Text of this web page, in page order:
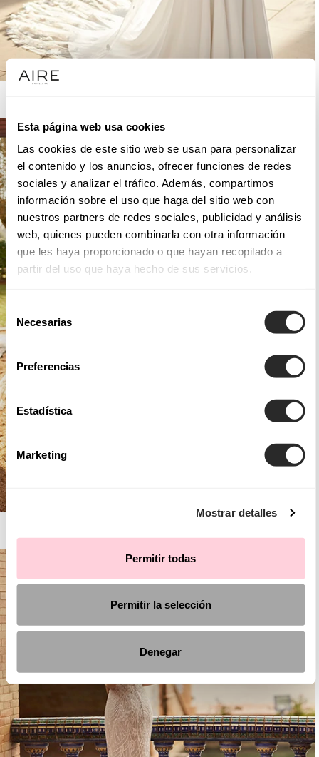
Esta página web usa cookies
Las cookies de este sitio web se usan para personalizar
el contenido y los anuncios, ofrecer funciones de redes
sociales y analizar el tráfico. Además, compartimos
información sobre el uso que haga del sitio web con
nuestros partners de redes sociales, publicidad y análisis
web, quienes pueden combinarla con otra información
que les haya proporcionado o que hayan recopilado a
partir del uso que haya hecho de sus servicios.
de
consentimiento
Necesarias
Preferencias
Estadística
Marketing
Mostrar detalles
Permitir todas
Permitir la selección
Denegar